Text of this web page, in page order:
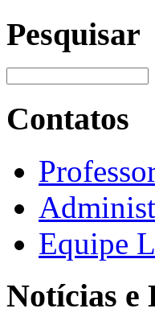
Pesquisar
Contatos
Equipe
Notícias e